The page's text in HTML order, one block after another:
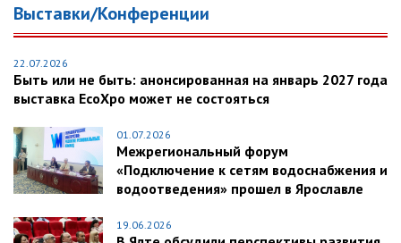
Выставки/Конференции
22.07.2026
Быть или не быть: анонсированная на январь 2027 года
выставка EcoXpo может не состояться
01.07.2026
Межрегиональный форум
«Подключение к сетям водоснабжения и
водоотведения» прошел в Ярославле
19.06.2026